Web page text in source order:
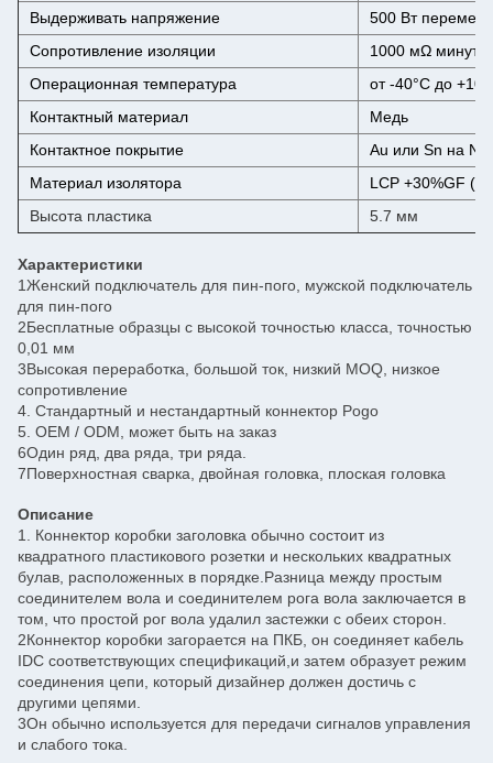
Выдерживать напряжение
500 Вт
Сопротивление изоляции
1000 мΩ минут
Операционная температура
от -40°C до
Контактный материал
Медь
Контактное покрытие
Au или Sn на Ni
Материал изолятора
LCP +30%GF ((
Высота пластика
5.7 мм
Характеристики
1Женский подключатель для пин-пого, мужской подключатель
для пин-пого
2Бесплатные образцы с высокой точностью класса, точностью
0,01 мм
3Высокая переработка, большой ток, низкий MOQ, низкое
сопротивление
4. Стандартный и нестандартный коннектор Pogo
5. OEM / ODM, может быть на заказ
6Один ряд, два ряда, три ряда.
7Поверхностная сварка, двойная головка, плоская головка
Описание
1. Коннектор коробки заголовка обычно состоит из
квадратного пластикового розетки и нескольких квадратных
булав, расположенных в порядке.Разница между простым
соединителем вола и соединителем рога вола заключается в
том, что простой рог вола удалил застежки с обеих сторон.
2Коннектор коробки загорается на ПКБ, он соединяет кабель
IDC соответствующих спецификаций,и затем образует режим
соединения цепи, который дизайнер должен достичь с
другими цепями.
3Он обычно используется для передачи сигналов управления
и слабого тока.